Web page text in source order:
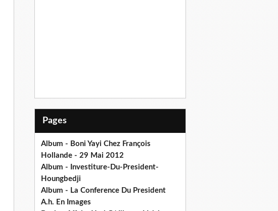
Pages
Album - Boni Yayi Chez François
Hollande - 29 Mai 2012
Album - Investiture-Du-President-
Houngbedji
Album - La Conference Du President
A.h. En Images